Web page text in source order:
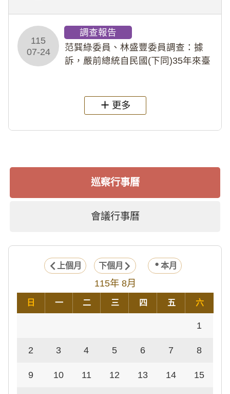
術倫理等情案調查報告。(115教調
31)
115
07-24
調查報告
范巽綠委員、林盛豐委員調查：據
訴，嚴前總統自民國(下同)35年來臺
過世後，總統府於89年間函請其家屬
繼續留住
更多
巡察行事曆
會議行事曆
上個月 下個月 本月
115年 8月
日 一 二 三 四 五 六
1
2 3 4 5 6 7 8
9 10 11 12 13 14 15